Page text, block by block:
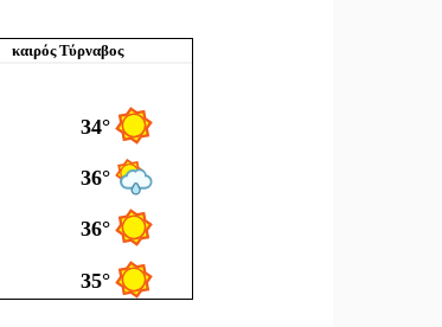
καιρός Τύρναβος